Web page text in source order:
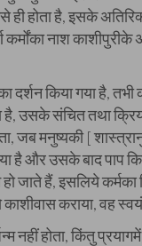
होता है, इसके
कर्मोंका नाश
दर्शन किया गया है,
उसके संचित तथा
जब मनुष्यकी [
है और उसके बाद पाप
जाते हैं, इसलिये
कराया, वह
नहीं होता, किंतु